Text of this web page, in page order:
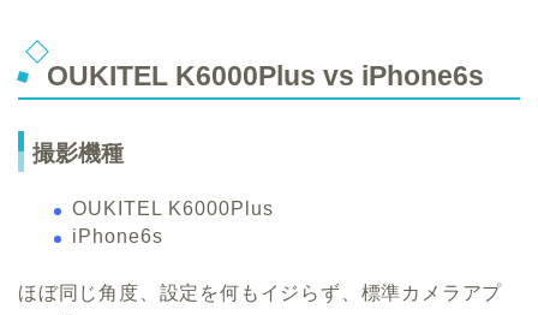
OUKITEL K6000Plus vs iPhone6s
撮影機種
OUKITEL K6000Plus
iPhone6s
ほぼ同じ角度、設定を何もイジらず、標準カメラアプ